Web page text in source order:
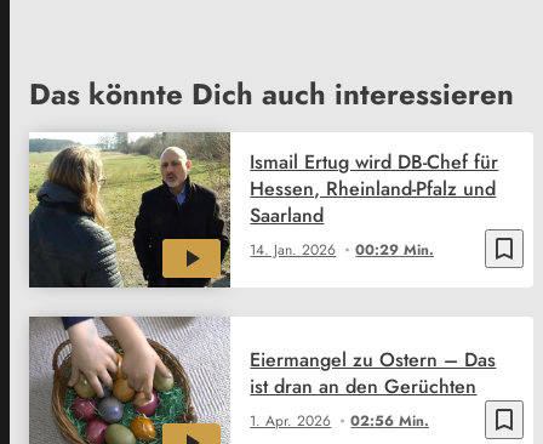
Das könnte Dich auch interessieren
bookmark_border
14. Jan. 2026 00:29 Min.
Ismail Ertug wird DB-Chef für
Hessen, Rheinland-Pfalz und
Saarland
bookmark_border
1. Apr. 2026 02:56 Min.
Eiermangel zu Ostern – Das
ist dran an den Gerüchten